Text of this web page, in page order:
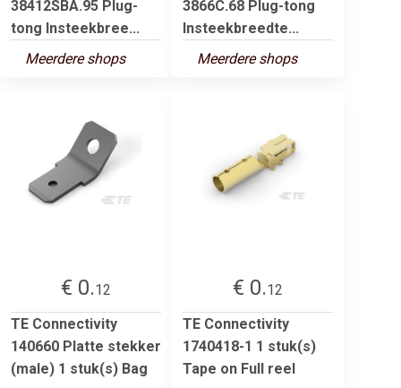
38412SBA.95 Plug-
tong Insteekbree...
Meerdere shops
3866C.68 Plug-tong
Insteekbreedte...
Meerdere shops
€ 0.12
TE Connectivity
140660 Platte stekker
(male) 1 stuk(s) Bag
€ 0.12
TE Connectivity
1740418-1 1 stuk(s)
Tape on Full reel